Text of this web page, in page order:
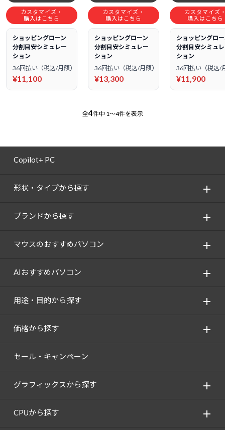
カスタマイズ・
購入はこちら
ショッピングローン
分割目安シミュレー
ション
36回払い（税込/月額）
¥11,100
カスタマイズ・
購入はこちら
ショッピングローン
分割目安シミュレー
ション
36回払い（税込/月額）
¥13,300
カスタマイズ
購入はこちら
ショッピングロ
分割目安シミュ
ション
36回払い（税込/
¥11,900
全4件中 1～4件を表示
Copilot+ PC
形状・タイプから探す
ブランドから探す
マウスのおすすめパソコン
AIおすすめパソコン
用途・目的から探す
価格から探す
セール・キャンペーン
グラフィックスから探す
CPUから探す